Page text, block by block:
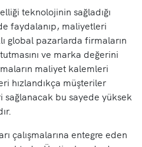
teknolojinin sağladığı
faydalanıp, maliyetleri
global pazarlarda firmaların
ve marka değerini
maliyet kalemleri
hızlandıkça müşteriler
bu sayede yüksek
çalışmalarına entegre eden